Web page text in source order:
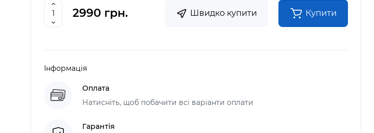
2990 грн. Швидко купити Купити
Інформація
Оплата
Натисніть, щоб побачити всі варіанти оплати
Гарантія